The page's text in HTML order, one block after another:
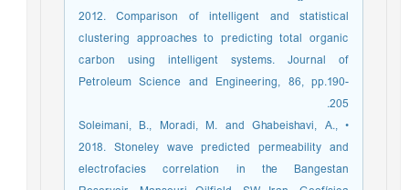
2012. Comparison of intelligent and statistical
clustering approaches to predicting total organic
carbon using intelligent systems. Journal of
Petroleum Science and Engineering, 86, pp.190-
205.
• Soleimani, B., Moradi, M. and Ghabeishavi, A.,
2018. Stoneley wave predicted permeability and
electrofacies correlation in the Bangestan